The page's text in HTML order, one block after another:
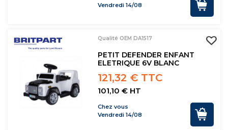
Vendredi 14/08
Qualité OEM DA1517
PETIT DEFENDER ENFANT
ELETRIQUE 6V BLANC
121,32 € TTC
101,10 € HT
Chez vous
Vendredi 14/08